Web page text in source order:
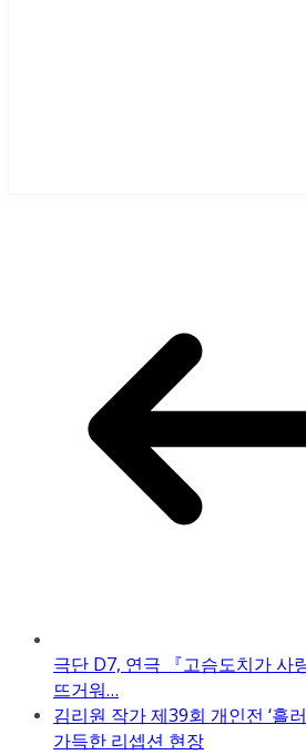
극단 D7, 연극 『고슴도치가 사
뜨거워…
김리원 작가 제39회 개인전 ‘흘
가득한 리셉션 현장